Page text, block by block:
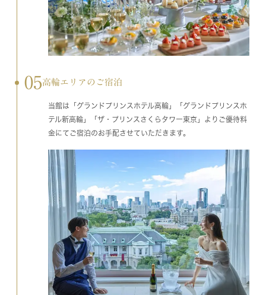
05高輪エリアのご宿泊
当館は「グランドプリンスホテル高輪」「グランドプリンスホ
テル新高輪」「ザ・プリンスさくらタワー東京」よりご優待料
金にてご宿泊のお手配させていただきます。